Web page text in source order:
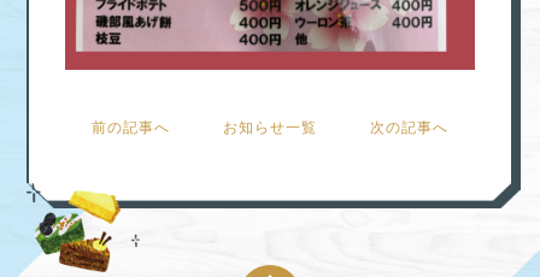
前の記事へ お知らせ一覧 次の記事へ